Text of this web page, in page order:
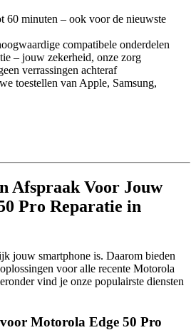
60 minuten – ook voor de nieuwste
compatibele onderdelen
– jouw zekerheid, onze zorg
verrassingen achteraf
toestellen van Apple, Samsung,
Afspraak Voor Jouw
Pro Reparatie in
jouw smartphone is. Daarom bieden
voor alle recente Motorola
vind je onze populairste diensten
Motorola Edge 50 Pro